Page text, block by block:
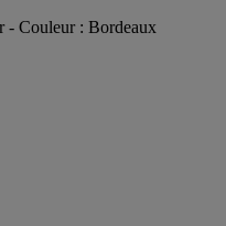
- Couleur : Bordeaux